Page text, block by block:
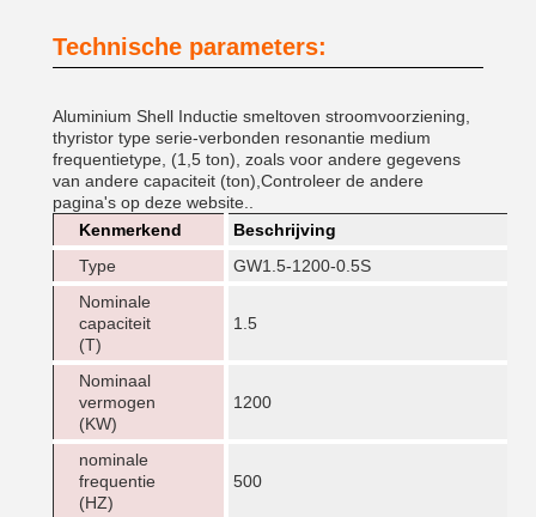
Technische parameters:
Aluminium Shell Inductie smeltoven stroomvoorziening,
thyristor type serie-verbonden resonantie medium
frequentietype, (1,5 ton), zoals voor andere gegevens
van andere capaciteit (ton),Controleer de andere
pagina's op deze website..
Kenmerkend
Beschrijving
Type
GW1.5-1200-0.5S
Nominale
capaciteit
(T)
1.5
Nominaal
vermogen
(KW)
1200
nominale
frequentie
(HZ)
500